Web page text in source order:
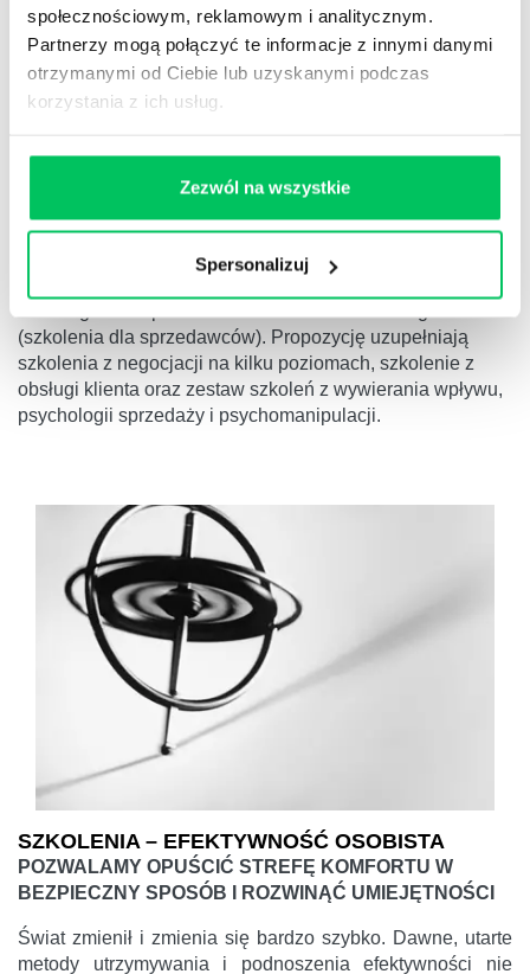
społecznościowym, reklamowym i analitycznym.
Partnerzy mogą połączyć te informacje z innymi danymi
otrzymanymi od Ciebie lub uzyskanymi podczas
korzystania z ich usług.
Zezwól na wszystkie
Spersonalizuj
SZKOLENIA SPRZEDAŻOWE
JEŚLI BĘDZIESZ POSTĘPOWAŁ JAK WSZYSCY,
BĘDZIESZ MIAŁ WYNIKI JAK WSZYSCY.
Część naszych szkoleń to klasyki rynkowe, inne to nasze
autorskie, unikalne know-how, ale już sprawdzone z
stacjonarnie i łącząc formaty – hybrydowo. Szkolenia
szkolenia dla handlowców, szkolenia
(szkolenia dla sprzedawców). Propozycję uzupełniają
szkolenia z negocjacji na kilku poziomach, szkolenie z
obsługi klienta oraz zestaw szkoleń z wywierania wpływu,
psychologii sprzedaży i psychomanipulacji.
SZKOLENIA – EFEKTYWNOŚĆ OSOBISTA
POZWALAMY OPUŚCIĆ STREFĘ KOMFORTU W
BEZPIECZNY SPOSÓB I ROZWINĄĆ UMIEJĘTNOŚCI
Świat zmienił i zmienia się bardzo szybko. Dawne, utarte
metody utrzymywania i podnoszenia efektywności nie